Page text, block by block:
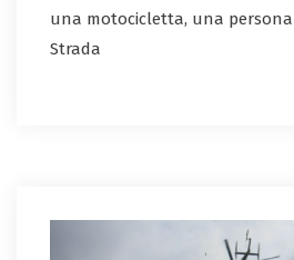
una motocicletta, una
Strada